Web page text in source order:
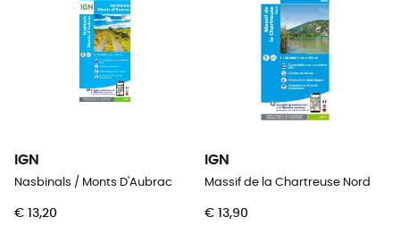
IGN
Nasbinals / Monts D'Aubrac
€ 13,20
IGN
Massif de la Chartreuse Nord
€ 13,90